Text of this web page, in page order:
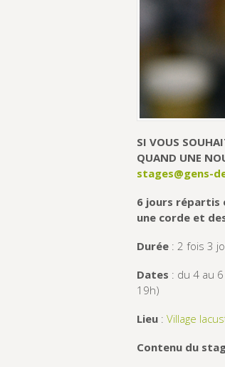
SI VOUS
QUAND UNE
stages@gens-
6 jours répartis
une corde et
Durée : 2 fois 3
Dates : du 4 au
19h)
Lieu : Village
Contenu du